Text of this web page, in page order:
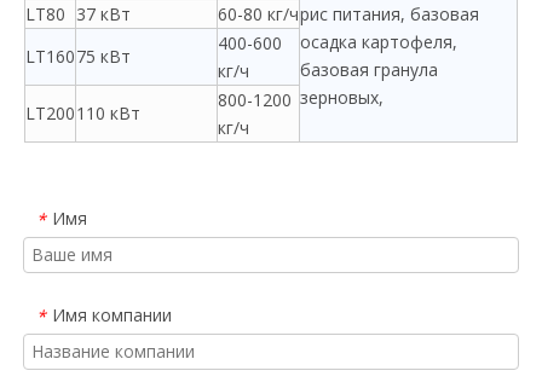
рис питания, базовая
осадка картофеля,
базовая гранула
зерновых,
LT80 37 кВт
60-80 кг/ч
LT16075 кВт
400-600
кг/ч
LT200110 кВт
800-1200
кг/ч
* Имя
* Имя компании